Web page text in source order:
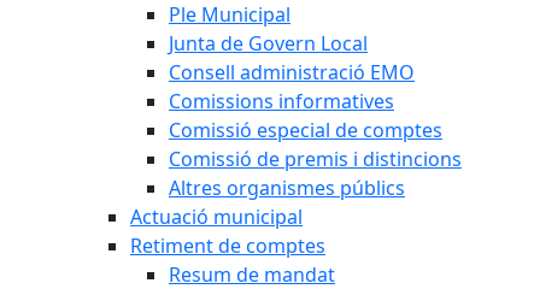
Ple Municipal
Junta de Govern Local
Consell administració EMO
Comissions informatives
Comissió especial de comptes
Comissió de premis i distincions
Altres organismes públics
Actuació municipal
Retiment de comptes
Resum de mandat